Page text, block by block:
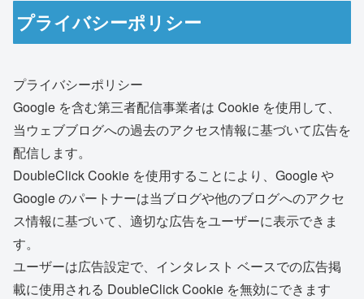
プライバシーポリシー
プライバシーポリシー
Google を含む第三者配信事業者は Cookie を使用して、
当ウェブブログへの過去のアクセス情報に基づいて広告を
配信します。
DoubleClick Cookie を使用することにより、Google や
Google のパートナーは当ブログや他のブログへのアクセ
ス情報に基づいて、適切な広告をユーザーに表示できま
す。
ユーザーは広告設定で、インタレスト ベースでの広告掲
載に使用される DoubleClick Cookie を無効にできます